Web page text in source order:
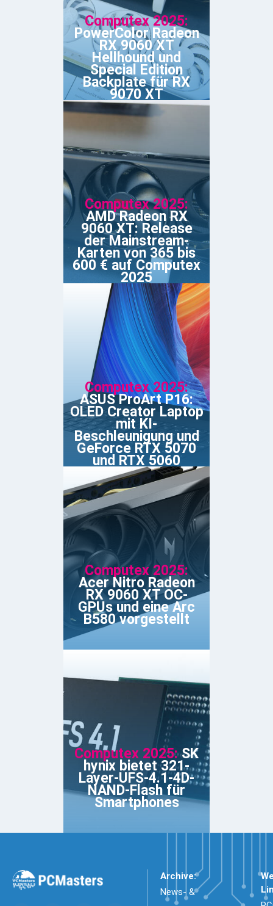
Computex 2025:
PowerColor Radeon
RX 9060 XT
Hellhound und
Special Edition
Backplate für RX
9070 XT
Computex 2025:
AMD Radeon RX
9060 XT: Release
der Mainstream-
Karten von 365 bis
600 € auf Computex
2025
Computex 2025:
ASUS ProArt P16:
OLED Creator Laptop
mit KI-
Beschleunigung und
GeForce RTX 5070
und RTX 5060
Computex 2025:
Acer Nitro Radeon
RX 9060 XT OC-
GPUs und eine Arc
B580 vorgestellt
Computex 2025:SK
hynix bietet 321-
Layer-UFS-4.1-4D-
NAND-Flash für
Smartphones
Archive:
News- &